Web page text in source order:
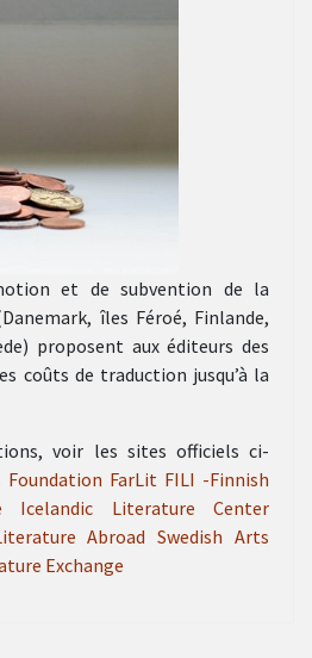
et de subvention de la
îles Féroé, Finlande,
proposent aux éditeurs des
coûts de traduction jusqu’à la
voir les sites officiels ci-
Foundation FarLit FILI -Finnish
Icelandic Literature Center
Abroad Swedish Arts
Exchange